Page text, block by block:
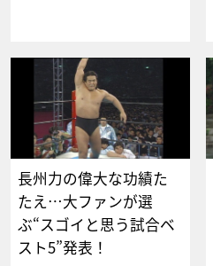
長州力の偉大な功績た
たえ…大ファンが選
ぶ“スゴイと思う試合ベ
スト5”発表！